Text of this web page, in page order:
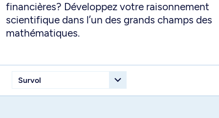
financières? Développez votre raisonnement
scientifique dans l’un des grands champs des
mathématiques.